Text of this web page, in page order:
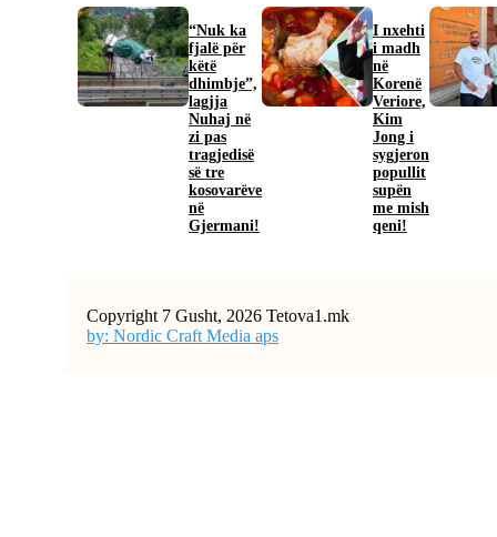
“Nuk ka
fjalë për
këtë
dhimbje”,
lagjja
Nuhaj në
zi pas
tragjedisë
së tre
kosovarëve
në
Gjermani!
I nxehti
i madh
në
Korenë
Veriore,
Kim
Jong i
sygjeron
popullit
supën
me mish
qeni!
Copyright 7 Gusht, 2026 Tetova1.mk
by: Nordic Craft Media aps